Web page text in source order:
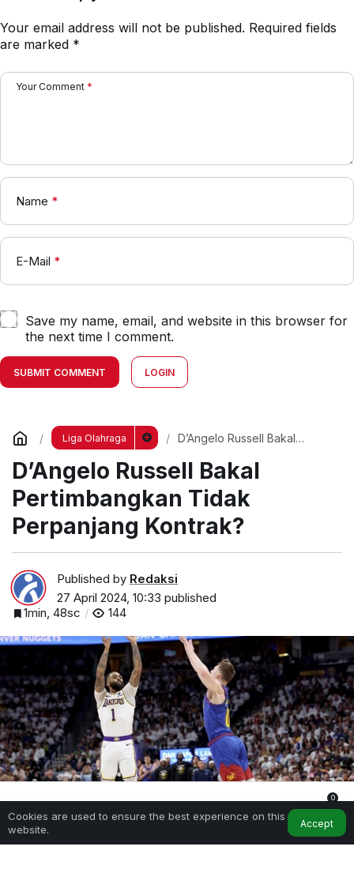
Your email address will not be published. Required fields
are marked *
Your Comment *
Name *
E-Mail *
Save my name, email, and website in this browser for
the next time I comment.
SUBMIT COMMENT LOGIN
Liga Olahraga
D’Angelo Russell Bakal
Perpanjang Kontrak?
D’Angelo Russell Bakal
Pertimbangkan Tidak
Perpanjang Kontrak?
Published by Redaksi
27 April 2024, 10:33 published
1min, 48sc
144
D’Angelo Russell Bakal Pertimbangkan Tidak Perpanjang
Kontrak?
Cookies are used to ensure the best experience on this
website.
Accept
Home My Account Notifications
0